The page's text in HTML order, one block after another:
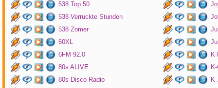
538 Top 50
538 Verruckte Stunden
538 Zomer
60XL
6FM 92.0
80s ALIVE
80s Disco Radio